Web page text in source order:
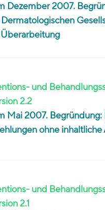
Dezember 2007.
und
2.2
Mai 2007.
ohne inhaltliche
und
2.1